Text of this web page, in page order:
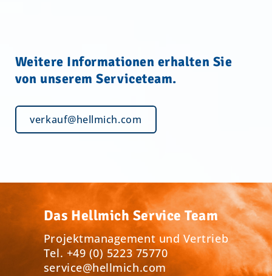
Weitere Informationen erhalten Sie
von unserem Serviceteam.
verkauf@hellmich.com
Das Hellmich Service Team
Projektmanagement und Vertrieb
Tel. +49 (0) 5223 75770
service@hellmich.com